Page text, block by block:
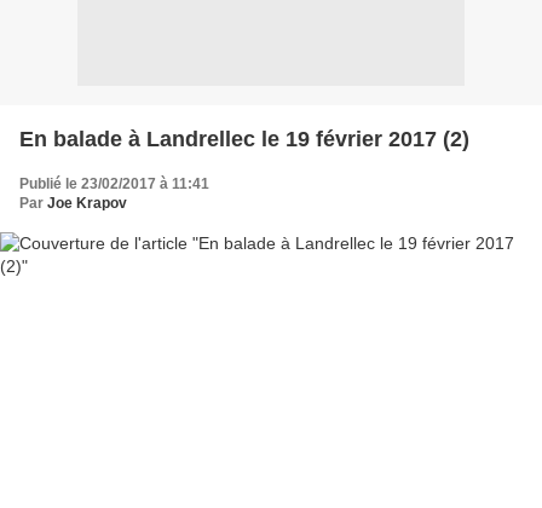
En balade à Landrellec le 19 février 2017 (2)
Publié le 23/02/2017 à 11:41
Par Joe Krapov